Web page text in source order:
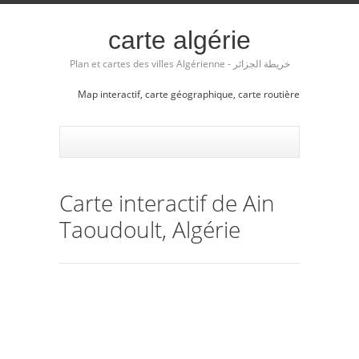
carte algérie
Plan et cartes des villes Algérienne - خريطة الجزائر
Map interactif, carte géographique, carte routière
Carte interactif de Ain
Taoudoult, Algérie